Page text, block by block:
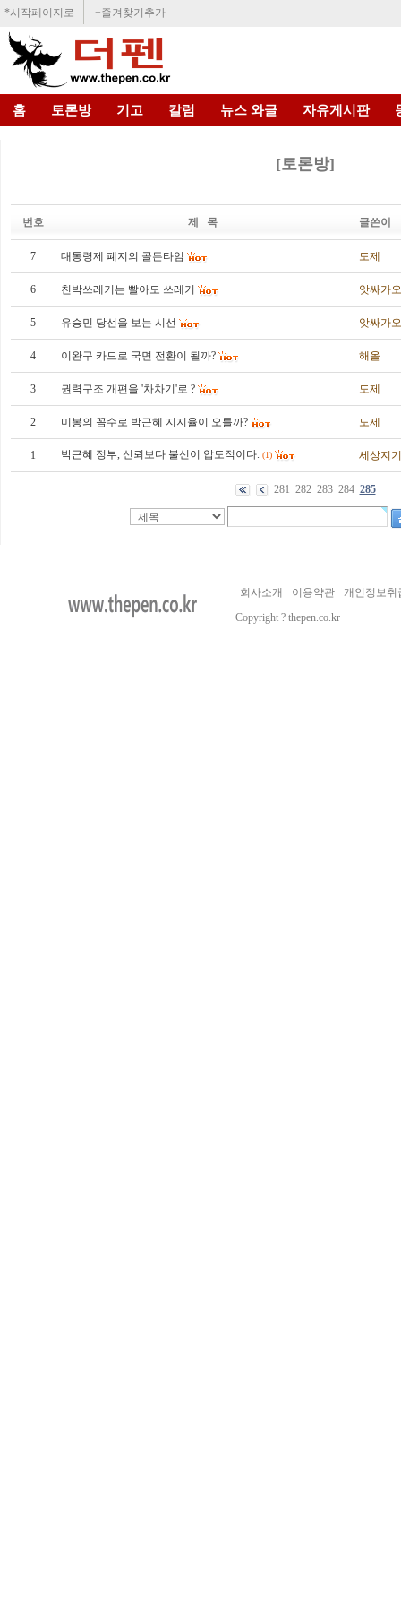
*시작페이지로 +즐겨찾기추가
홈 토론방 기고 칼럼 뉴스 와글 자유게시판
[토론방]
번호 제 목 글쓴이
7 대통령제 폐지의 골든타임 도제
6 친박쓰레기는 빨아도 쓰레기 앗싸가
5 유승민 당선을 보는 시선 앗싸가
4 이완구 카드로 국면 전환이 될까? 해올
3 권력구조 개편을 '차차기'로 ? 도제
2 미봉의 꼼수로 박근혜 지지율이 오를까? 도제
1 박근혜 정부, 신뢰보다 불신이 압도적이다. (1) 세상지기
281 282 283 284 285
회사소개 이용약관
개인정보취
Copyright ? thepen.co.kr